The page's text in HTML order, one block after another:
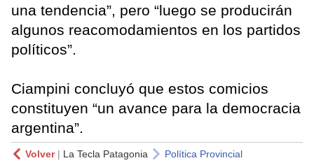
una tendencia”, pero “luego se producirán
algunos reacomodamientos en los partidos
políticos”.
Ciampini concluyó que estos comicios
constituyen “un avance para la democracia
argentina”.
Volver| La Tecla Patagonia Política Provincial